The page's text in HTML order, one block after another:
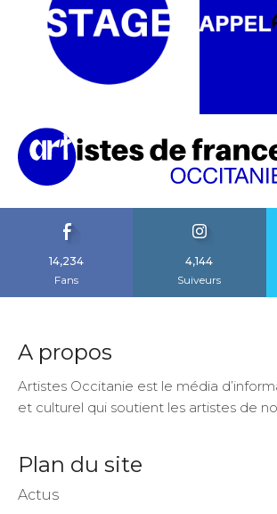
14,234
Fans
4,144
Suiveurs
A propos
Artistes Occitanie est le média
et culturel qui soutient les artistes de
Plan du site
Actus